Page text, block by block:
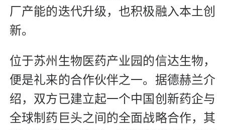
厂产能的迭代升级，也积极融入本土创
新。
位于苏州生物医药产业园的信达生物，
便是礼来的合作伙伴之一。据德赫兰介
绍，双方已建立起一个中国创新药企与
全球制药巨头之间的全面战略合作，其